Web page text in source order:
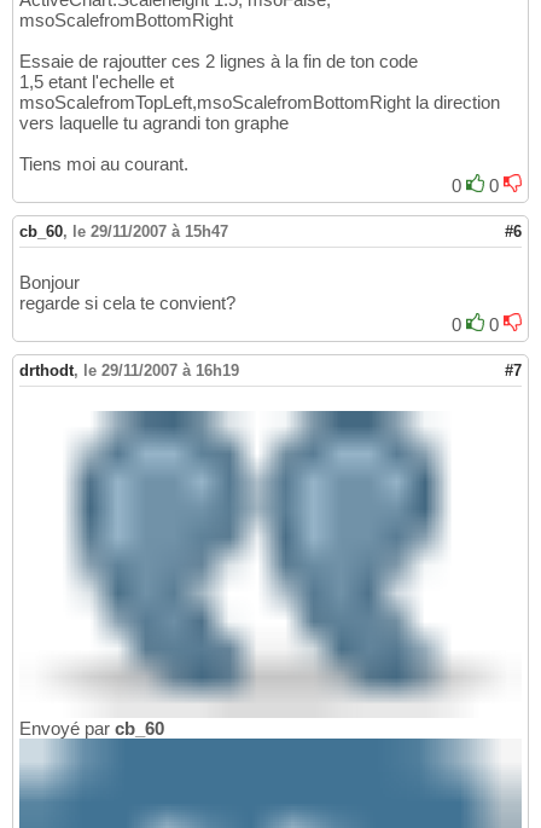
28
30
31
32
33
35
37
38
40
41
43
44
45
60
61
        AutoText:=
    Selection.AutoScaleFont =
True
With Selection.Font
        .Name =
"Arial"
        .FontStyle =
        .Strikethrough =
        .Subscript =
False
        .OutlineFont =
        .Underline = xlUnderlineStyleNone
        .ColorIndex =
End With
    ActiveChart.PlotArea.Select
    ActiveChart.SeriesCollection
(1)
    Selection.AutoScaleFont =
True
With Selection.Font
        .Name =
"Arial"
        .FontStyle =
"Gras"
        .Strikethrough =
        .Superscript =
        .Subscript =
        .OutlineFont =
        .Shadow =
False
        .Underline = xlUnderlineStyleNone
        .ColorIndex =
6
        .Background = xlAutomatic
With
    ActiveChart.PlotArea.Select
msoScalefromBottomRight
Essaie de rajoutter ces 2 lignes à la fin de ton code
1,5 etant l'echelle et
msoScalefromTopLeft,msoScalefromBottomRight la direction
vers laquelle tu agrandi ton graphe
Tiens moi au courant.
0
0
cb_60, le 29/11/2007 à 15h47 #6
Bonjour
regarde si cela te convient?
0
0
drthodt, le 29/11/2007 à 16h19 #7
Envoyé par cb_60